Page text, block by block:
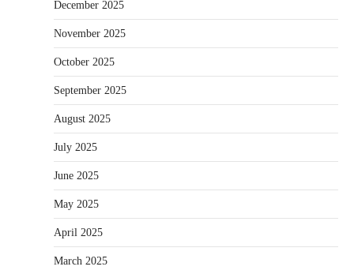
December 2025
November 2025
October 2025
September 2025
August 2025
July 2025
June 2025
May 2025
April 2025
March 2025